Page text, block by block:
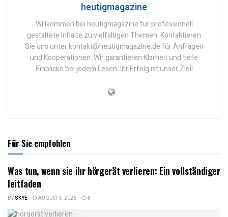
heutigmagazine
Willkommen bei heutigmagazine für professionell
gestaltete Inhalte zu vielfältigen Themen. Kontaktieren
Sie uns unter kontakt@heutigmagazine.de für Anfragen
und Kooperationen. Wir garantieren Klarheit und tiefe
Einblicke bei jedem Lesen. Ihr Erfolg ist unser Ziel!
Für Sie empfohlen
Was tun, wenn sie ihr hörgerät verlieren: Ein vollständiger
leitfaden
BYSKYE AUGUST 6, 2026 0